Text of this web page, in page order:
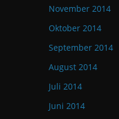
November 2014
Oktober 2014
September 2014
August 2014
Juli 2014
Juni 2014